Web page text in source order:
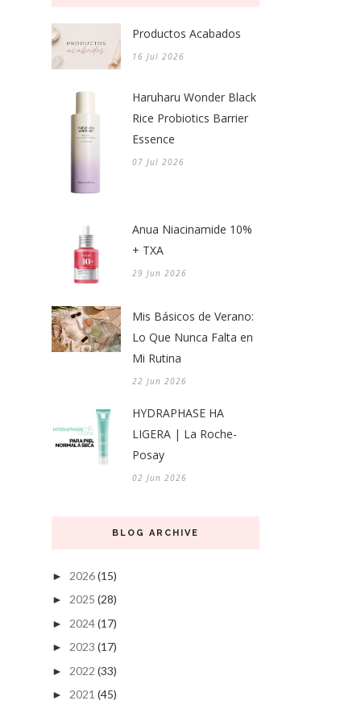
Productos Acabados
16 Jul 2026
Haruharu Wonder Black
Rice Probiotics Barrier
Essence
07 Jul 2026
Anua Niacinamide 10%
+ TXA
29 Jun 2026
Mis Básicos de Verano:
Lo Que Nunca Falta en
Mi Rutina
22 Jun 2026
HYDRAPHASE HA
LIGERA | La Roche-
Posay
02 Jun 2026
BLOG ARCHIVE
► 2026(15)
► 2025 (28)
► 2024(17)
► 2023 (17)
► 2022 (33)
► 2021 (45)